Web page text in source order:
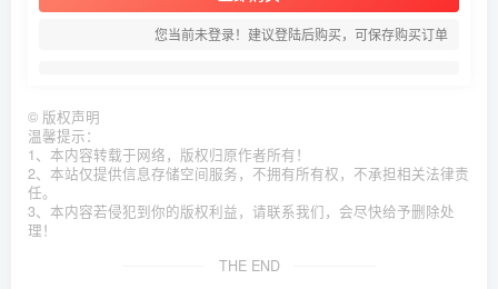
您当前未登录！建议登陆后购买，可保存购买订单
© 版权声明
温馨提示：
1、本内容转载于网络，版权归原作者所有！
2、本站仅提供信息存储空间服务，不拥有所有权，不承担相关法律责
任。
3、本内容若侵犯到你的版权利益，请联系我们，会尽快给予删除处
理！
THE END